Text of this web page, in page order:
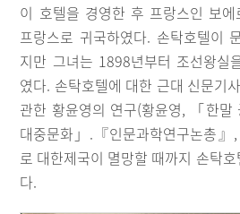
이 호텔을 경영한 후 프랑스인 보
프랑스로 귀국하였다. 손탁호텔이
지만 그녀는 1898년부터 조선왕실
였다. 손탁호텔에 대한 근대 신문기
관한 황윤영의 연구(황윤영, 「한말
대중문화」.『인문과학연구논총
로 대한제국이 멸망할 때까지 손탁
다.